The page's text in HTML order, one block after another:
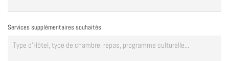
Services supplémentaires souhaités